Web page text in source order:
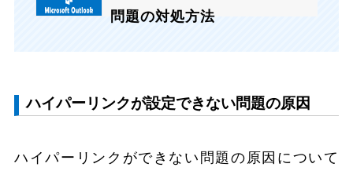
問題の対処方法
ハイパーリンクが設定できない問題の原因
ハイパーリンクができない問題の原因について